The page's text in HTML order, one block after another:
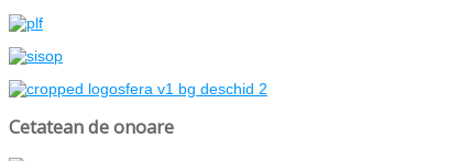
Cetatean de onoare